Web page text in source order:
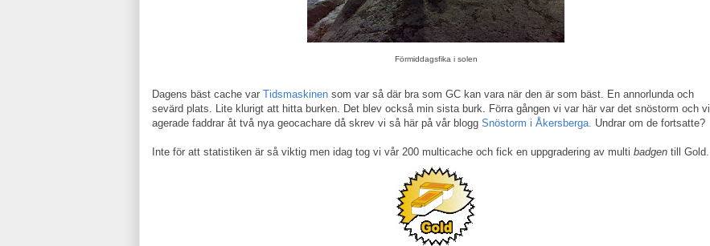
Förmiddagsfika i solen
Dagens bäst cache var Tidsmaskinen som var så där bra som GC kan vara när den är som bäst. En annorlunda och
sevärd plats. Lite klurigt att hitta burken. Det blev också min sista burk. Förra gången vi var här var det snöstorm och vi
agerade faddrar åt två nya geocachare då skrev vi så här på vår blogg Snöstorm i Åkersberga. Undrar om de fortsatte?
Inte för att statistiken är så viktig men idag tog vi vår 200 multicache och fick en uppgradering av multi badgen till Gold.